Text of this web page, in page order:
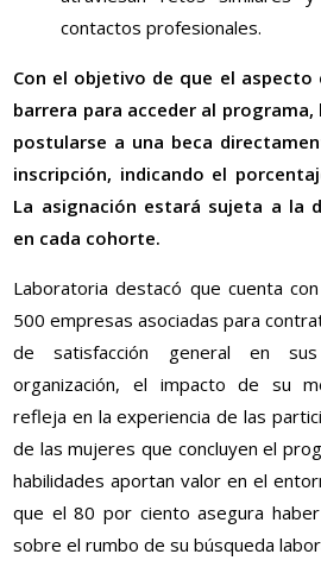
contactos profesionales.
Con el objetivo de que el aspecto
barrera para acceder al
postularse a una beca
inscripción, indicando el
La asignación estará sujeta a la
en cada cohorte.
Laboratoria destacó que cuenta
500 empresas asociadas para
de satisfacción general en
organización, el impacto de su
refleja en la experiencia de las
de las mujeres que concluyen el
habilidades aportan valor en el
que el 80 por ciento asegura
sobre el rumbo de su búsqueda